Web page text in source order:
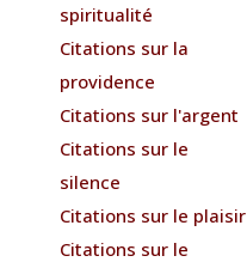
spiritualité
Citations sur la
providence
Citations sur l'argent
Citations sur le
silence
Citations sur le plaisir
Citations sur le